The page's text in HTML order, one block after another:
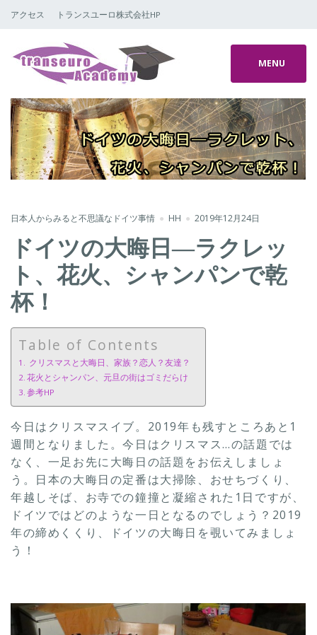
アクセス トランスユーロ株式会社HP
MENU
日本人からみると不思議なドイツ事情 HH 2019年12月24日
ドイツの大晦日―ラクレッ
ト、花火、シャンパンで乾
杯！
Table of Contents
クリスマスと大晦日、家族？恋人？友達？
花火とシャンパン、元旦の街はゴミだらけ
参考HP
今日はクリスマスイブ。2019年も残すところあと1
週間となりました。今日はクリスマス…の話題では
なく、一足お先に大晦日の話題をお伝えしましょ
う。日本の大晦日の定番は大掃除、おせちづくり、
年越しそば、お寺での鐘撞と凝縮された1日ですが、
ドイツではどのような一日となるのでしょう？2019
年の締めくくり、ドイツの大晦日を覗いてみましょ
う！